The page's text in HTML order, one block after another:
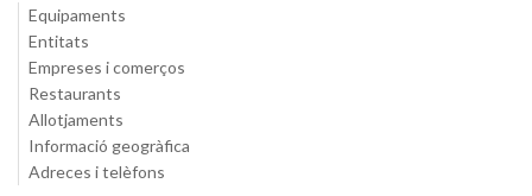
Equipaments
Entitats
Empreses i comerços
Restaurants
Allotjaments
Informació geogràfica
Adreces i telèfons